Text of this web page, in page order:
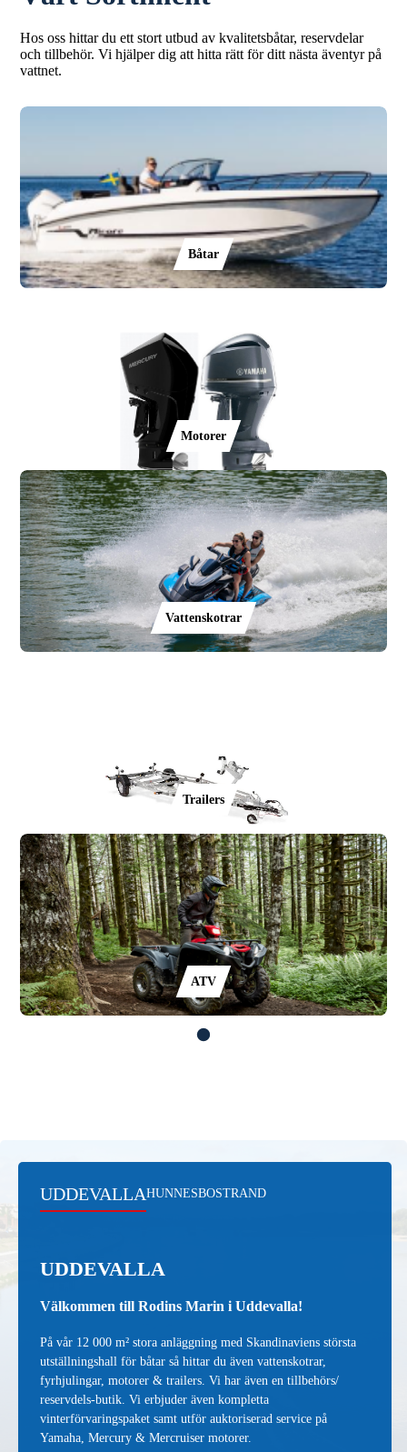
Hos oss hittar du ett stort utbud av kvalitetsbåtar, reservdelar
och tillbehör. Vi hjälper dig att hitta rätt för ditt nästa äventyr på
vattnet.
Båtar
Motorer
Vattenskotrar
Trailers
ATV
UDDEVALLAHUNNESBOSTRAND
UDDEVALLA
Välkommen till Rodins Marin i Uddevalla!
På vår 12 000 m² stora anläggning med Skandinaviens största
utställningshall för båtar så hittar du även vattenskotrar,
fyrhjulingar, motorer & trailers. Vi har även en tillbehörs/
reservdels-butik. Vi erbjuder även kompletta
vinterförvaringspaket samt utför auktoriserad service på
Yamaha, Mercury & Mercruiser motorer.